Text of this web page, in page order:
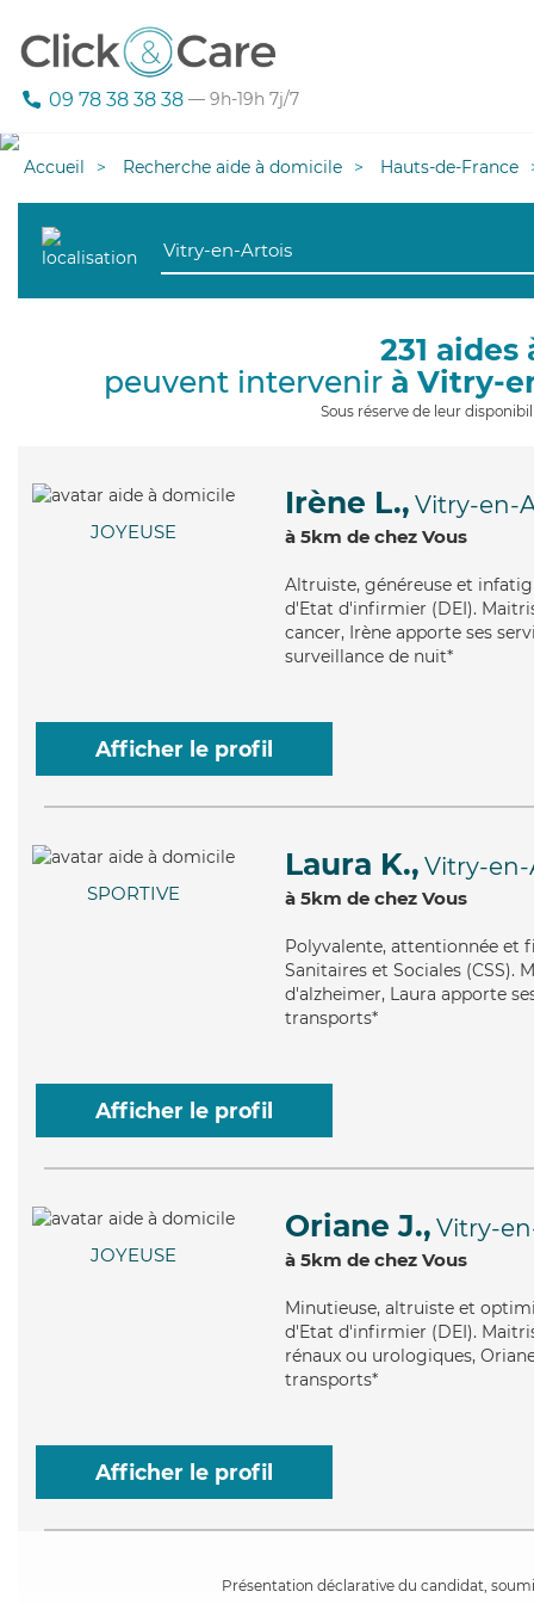
09 78 38 38 38 — 9h-19h 7j/7
Accueil Recherche aide à domicile Hauts-de-France
231
peuvent intervenir à Vitry-
Sous réserve de leur
JOYEUSE
Irène L., Vitry-en-
à 5km de chez Vous
Altruiste, généreuse et
d'Etat d'infirmier (DEI).
cancer, Irène apporte ses
surveillance de nuit*
Afficher le profil
SPORTIVE
Laura K., Vitry-en-
à 5km de chez Vous
Polyvalente, attentionnée et
Sanitaires et Sociales (CSS).
d'alzheimer, Laura apporte
transports*
Afficher le profil
JOYEUSE
Oriane J., Vitry-
à 5km de chez Vous
Minutieuse, altruiste et
d'Etat d'infirmier (DEI).
rénaux ou urologiques,
transports*
Afficher le profil
Présentation déclarative du candidat,